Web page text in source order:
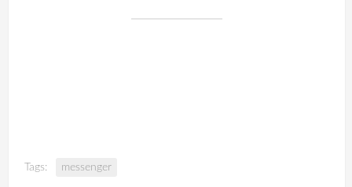
Tags: messenger